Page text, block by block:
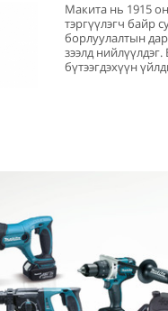
Макита нь 1915
тэргүүлэгч байр
борлуулалтын
зээлд
бүтээгдэхүүн